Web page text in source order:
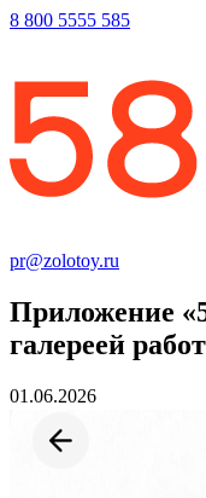
8 800 5555 585
pr@zolotoy.ru
Приложение
галереей
01.06.2026